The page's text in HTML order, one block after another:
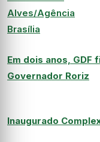
Em dois anos, GDF
Governador Roriz
Inaugurado